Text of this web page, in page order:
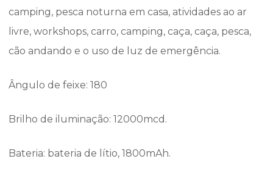
camping, pesca noturna em casa, atividades ao ar
livre, workshops, carro, camping, caça, caça, pesca,
cão andando e o uso de luz de emergência.
Ângulo de feixe: 180
Brilho de iluminação: 12000mcd.
Bateria: bateria de lítio, 1800mAh.